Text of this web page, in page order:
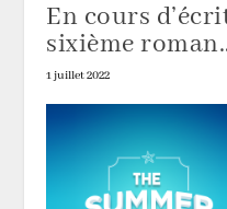
En cours
sixième
1 juillet 2022